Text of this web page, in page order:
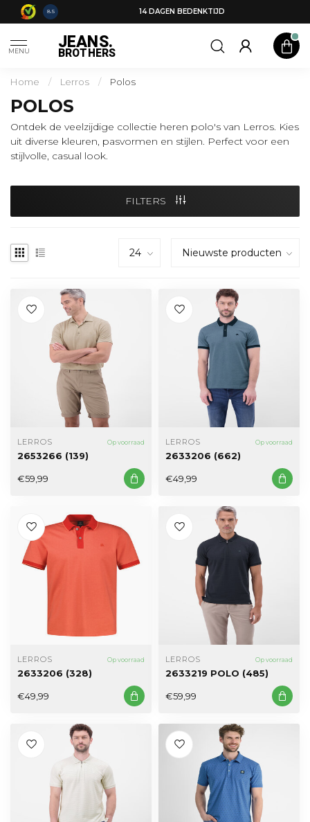
8.5 14 DAGEN BEDENKTIJD
MENU JEANS.
BROTHERS
Home / Lerros / Polos
POLOS
Ontdek de veelzijdige collectie heren polo's van Lerros. Kies
uit diverse kleuren, pasvormen en stijlen. Perfect voor een
stijlvolle, casual look.
FILTERS
LERROS Op voorraad
2653266 (139)
€59,99
LERROS Op voorraad
2633206 (662)
€49,99
LERROS Op voorraad
2633206 (328)
€49,99
LERROS Op voorraad
2633219 POLO (485)
€59,99